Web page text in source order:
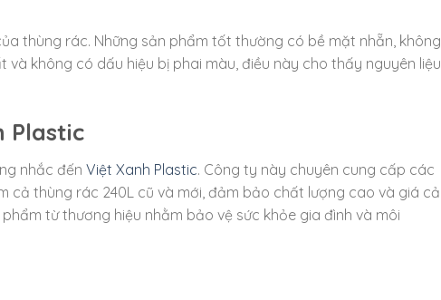
thùng rác. Những sản phẩm tốt thường có bề mặt nhẵn, không
không có dấu hiệu bị phai màu, điều này cho thấy nguyên liệu
Plastic
nhắc đến Việt Xanh Plastic. Công ty này chuyên cung cấp các
cả thùng rác 240L cũ và mới, đảm bảo chất lượng cao và giá cả
từ thương hiệu nhằm bảo vệ sức khỏe gia đình và môi